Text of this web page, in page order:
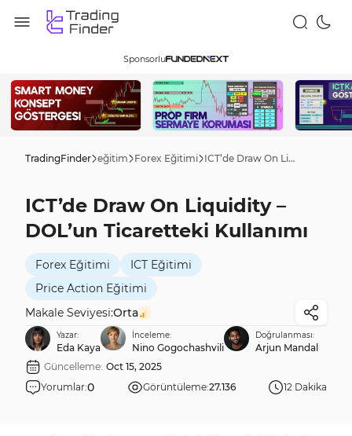
Sponsorlu
TradingFinder eğitim Forex Eğitimi ICT’de Draw On Liquidity – DOL’un Ticaretteki Kullanımı
ICT’de Draw On Liquidity –
DOL’un Ticaretteki Kullanımı
Forex Eğitimi
ICT Eğitimi
Price Action Eğitimi
Makale Seviyesi:Orta
Yazar:
Eda Kaya
İnceleme:
Nino Gogochashvili
Doğrulanması:
Arjun Mandal
Güncelleme: Oct 15, 2025
Yorumlar:0 Görüntüleme:27.136 12 Dakika